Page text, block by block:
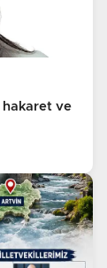
hakaret ve